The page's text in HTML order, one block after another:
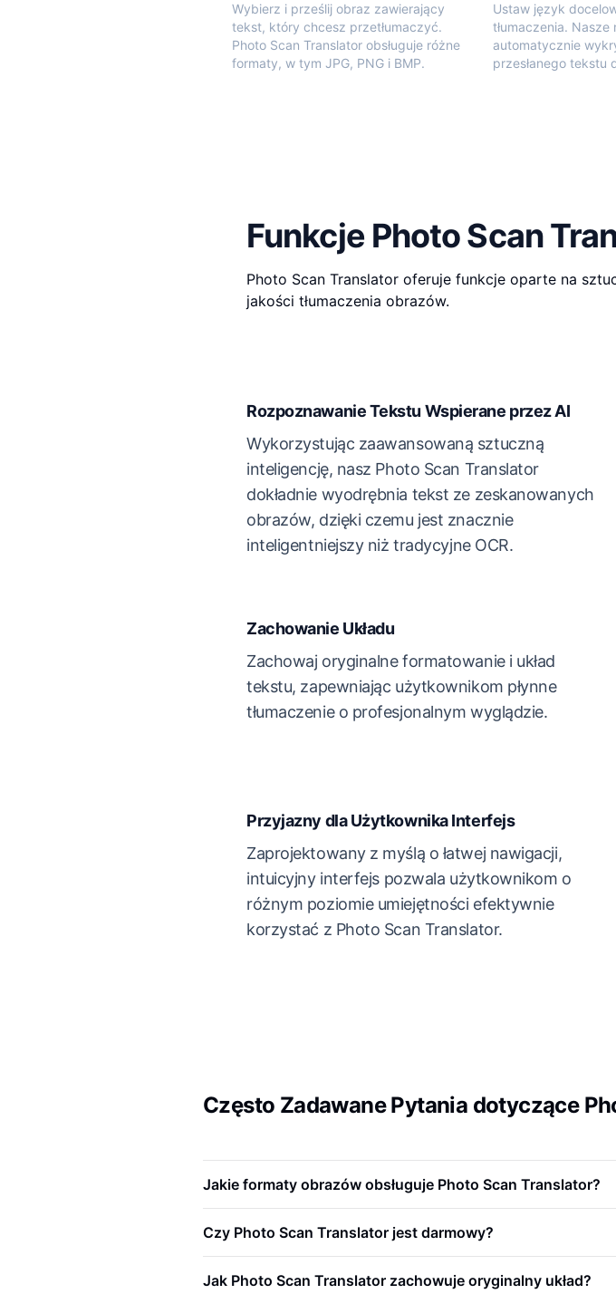
Wybierz i prześlij obraz zawierający
tekst, który chcesz przetłumaczyć.
Photo Scan Translator obsługuje różne
formaty, w tym JPG, PNG i BMP.
Ustaw język
tłumaczenia. Nasze
automatycznie
przesłanego tekstu
Funkcje Photo Scan
Photo Scan Translator oferuje funkcje oparte na
jakości tłumaczenia obrazów.
Rozpoznawanie Tekstu Wspierane przez AI
Wykorzystując zaawansowaną sztuczną
inteligencję, nasz Photo Scan Translator
dokładnie wyodrębnia tekst ze zeskanowanych
obrazów, dzięki czemu jest znacznie
inteligentniejszy niż tradycyjne OCR.
Zachowanie Układu
Zachowaj oryginalne formatowanie i układ
tekstu, zapewniając użytkownikom płynne
tłumaczenie o profesjonalnym wyglądzie.
Przyjazny dla Użytkownika Interfejs
Zaprojektowany z myślą o łatwej nawigacji,
intuicyjny interfejs pozwala użytkownikom o
różnym poziomie umiejętności efektywnie
korzystać z Photo Scan Translator.
Często Zadawane Pytania dotyczące
Jakie formaty obrazów obsługuje Photo Scan Translator?
Czy Photo Scan Translator jest darmowy?
Jak Photo Scan Translator zachowuje oryginalny układ?